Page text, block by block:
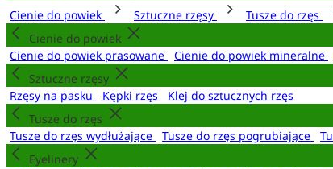
Cienie do powiek
Sztuczne rzęsy Tusze do rzęs
Cienie do powiek
Cienie do powiek prasowane
Cienie do powiek mineralne
Sztuczne rzęsy
Rzęsy na pasku
Kępki rzęs
Klej do sztucznych rzęs
Tusze do rzęs
Tusze do rzęs wydłużające
Tusze do rzęs pogrubiające
Eyelinery